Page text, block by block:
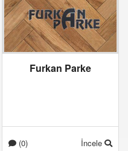
Furkan Parke
(0) İncele